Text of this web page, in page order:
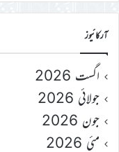
آرکائیوز
اگست 2026
جولائی 2026
جون 2026
مئی 2026